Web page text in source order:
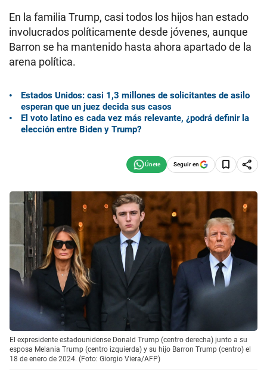
En la familia Trump, casi todos los hijos han estado
involucrados políticamente desde jóvenes, aunque
Barron se ha mantenido hasta ahora apartado de la
arena política.
Estados Unidos: casi 1,3 millones de solicitantes de asilo
esperan que un juez decida sus casos
El voto latino es cada vez más relevante, ¿podrá definir la
elección entre Biden y Trump?
Seguir en
El expresidente estadounidense Donald Trump (centro derecha) junto a su
esposa Melania Trump (centro izquierda) y su hijo Barron Trump (centro) el
18 de enero de 2024. (Foto: Giorgio Viera/AFP)